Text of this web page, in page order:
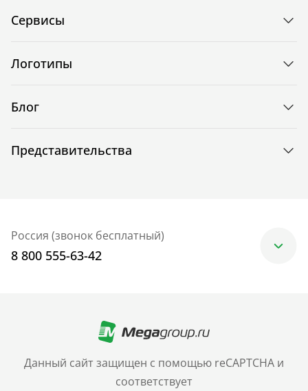
Данный сайт защищен с помощью reCAPTCHA и
соответствует
Сервисы
Логотипы
Блог
Представительства
Россия (звонок бесплатный)
8 800 555-63-42
+7 (499) 705-30-10
Санкт-Петербург
+7 (812) 600-77-33